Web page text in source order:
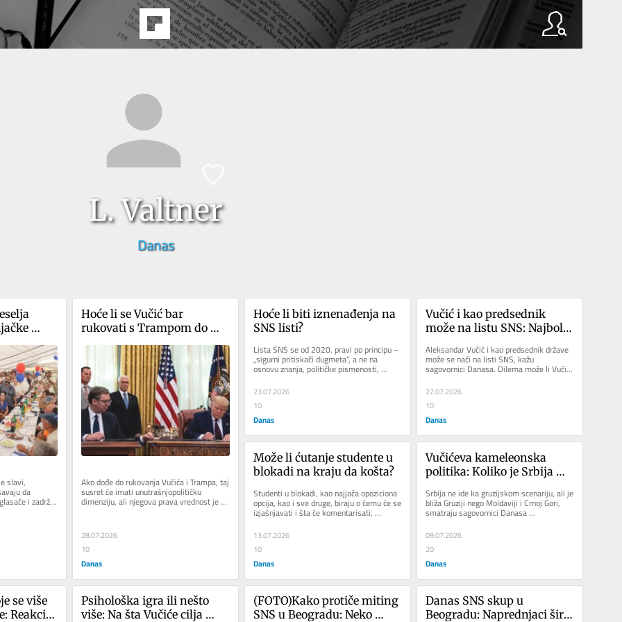
L. Valtner
Danas
slavi,
da
i zadrže
i...
Hoće li se Vučić bar
rukovati s Trampom do
Ako dođe do rukovanja Vučića i Trampa, taj
susret će imati unutrašnjopolitičku
dimenziju, ali njegova prava vrednost je u
sadržaju. Ipak,...
28.07.2026
10
Danas
Hoće li biti iznenađenja na
SNS listi?
Lista SNS se od 2020. pravi po principu –
„sigurni pritiskači dugmeta“, a ne na
osnovu znanja, političke pismenosti,
prepoznatljivosti. Zato...
23.07.2026
10
Danas
Vučić i kao predsednik
može na listu SNS: Najbolji
legalan, ali i dalje nepošten
svet
Aleksandar Vučić i kao predsednik države
može se naći na listi SNS, kažu
sagovornici Danasa. Dilema može li Vučić
na listu kao predsednik ili...
22.07.2026
10
Danas
Može li ćutanje studente u
blokadi na kraju da košta?
Studenti u blokadi, kao najjača opoziciona
opcija, kao i sve druge, biraju o čemu će se
izjašnjavati i šta će komentarisati,
verovatno jer...
13.07.2026
10
Danas
Vučićeva kameleonska
politika: Koliko je Srbija
scenarija“?
Srbija ne ide ka gruzijskom scenariju, ali je
bliža Gruziji nego Moldaviji i Crnoj Gori,
smatraju sagovornici Danasa
komentarišući da li je vlast u...
09.07.2026
20
Danas
se više
Reakcije
Psihološka igra ili nešto
više: Na šta Vučiće cilja
(FOTO)Kako protiče miting
SNS u Beogradu: Neko
Danas SNS skup u
Beogradu: Naprednjaci šire